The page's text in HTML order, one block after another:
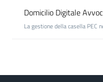
Domicilio Digitale
La gestione della casella PEC